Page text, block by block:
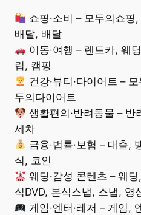
쇼핑·소비 – 모두의쇼
배달, 배달
이동·여행 – 렌트카, 웨
립, 캠핑
건강·뷰티·다이어트 –
두의다이어트
생활편의·반려동물 –
세차
금융·법률·보험 – 대출,
식, 코인
웨딩·감성 콘텐츠 – 웨
식DVD, 본식스냅, 스냅, 영
게임·엔터·레저 – 게임,